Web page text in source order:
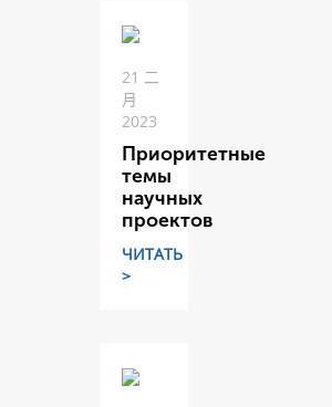
21 二
月
2023
Приоритетные
темы
научных
проектов
ЧИТАТЬ
>